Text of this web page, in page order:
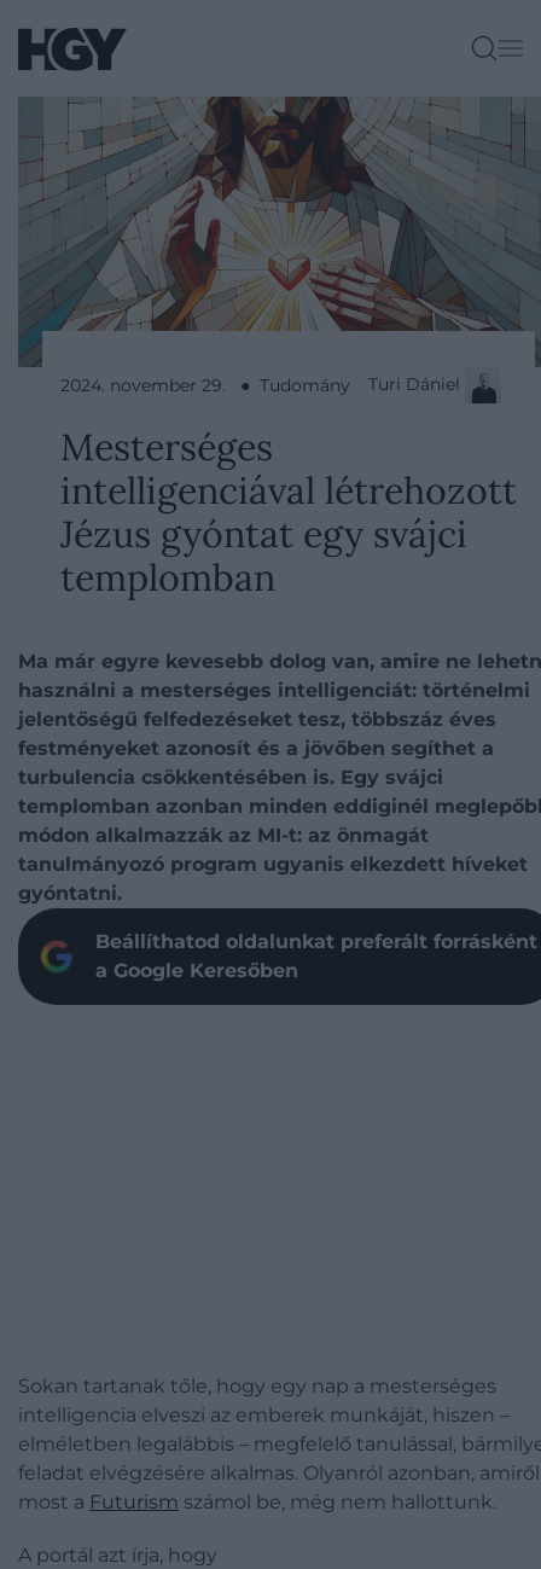
2024. november 29. ● Tudomány Turi Dániel
Mesterséges
intelligenciával létrehozott
Jézus gyóntat egy svájci
templomban
Ma már egyre kevesebb dolog van, amire ne
használni a mesterséges intelligenciát: történelmi
jelentőségű felfedezéseket tesz, többszáz éves
festményeket azonosít és a jövőben segíthet a
turbulencia csökkentésében is. Egy svájci
templomban azonban minden eddiginél
módon alkalmazzák az MI-t: az önmagát
tanulmányozó program ugyanis elkezdett híveket
gyóntatni.
Beállíthatod oldalunkat preferált forrásként
a Google Keresőben
Sokan tartanak tőle, hogy egy nap a mesterséges
intelligencia elveszi az emberek munkáját, hiszen –
elméletben legalábbis – megfelelő tanulással,
feladat elvégzésére alkalmas. Olyanról azonban, amiről
most a Futurism számol be, még nem hallottunk.
A portál azt írja, hogy